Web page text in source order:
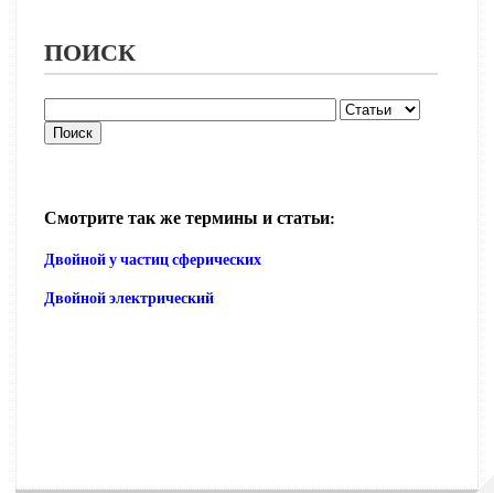
ПОИСК
Смотрите так же термины и статьи:
Двойной у частиц сферических
Двойной электрический